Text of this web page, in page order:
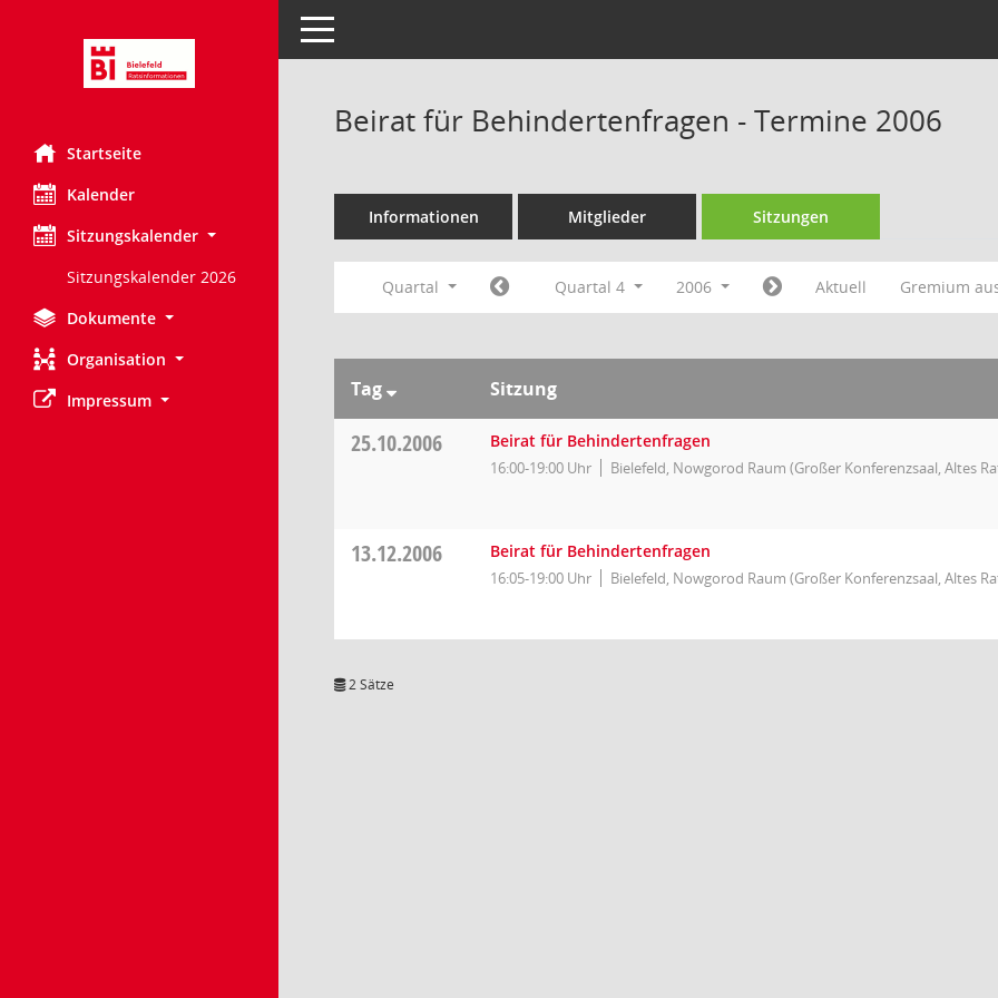
Startseite
Kalender
Sitzungskalender
Sitzungskalender 2026
Dokumente
Organisation
Impressum
Toggle navigation
Beirat für Behindertenfragen - Termine 2006
Informationen Mitglieder Sitzungen
Quartal Quartal 4 2006 Aktuell Gremium
Tag Sitzung
25.10.2006 Beirat für Behindertenfragen
16:00-19:00 Uhr Bielefeld, Nowgorod Raum (Großer Konferenzsaal, Altes
13.12.2006 Beirat für Behindertenfragen
16:05-19:00 Uhr Bielefeld, Nowgorod Raum (Großer Konferenzsaal, Altes
2 Sätze